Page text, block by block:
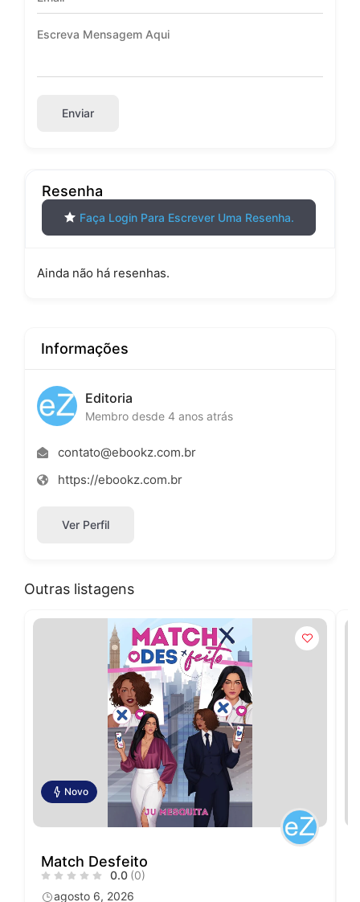
Enviar
Resenha
Faça Login Para Escrever Uma Resenha.
Ainda não há resenhas.
Informações
Editoria
Membro desde 4 anos atrás
contato@ebookz.com.br
https://ebookz.com.br
Ver Perfil
Outras listagens
Novo
Match Desfeito
0.0 (0)
agosto 6, 2026